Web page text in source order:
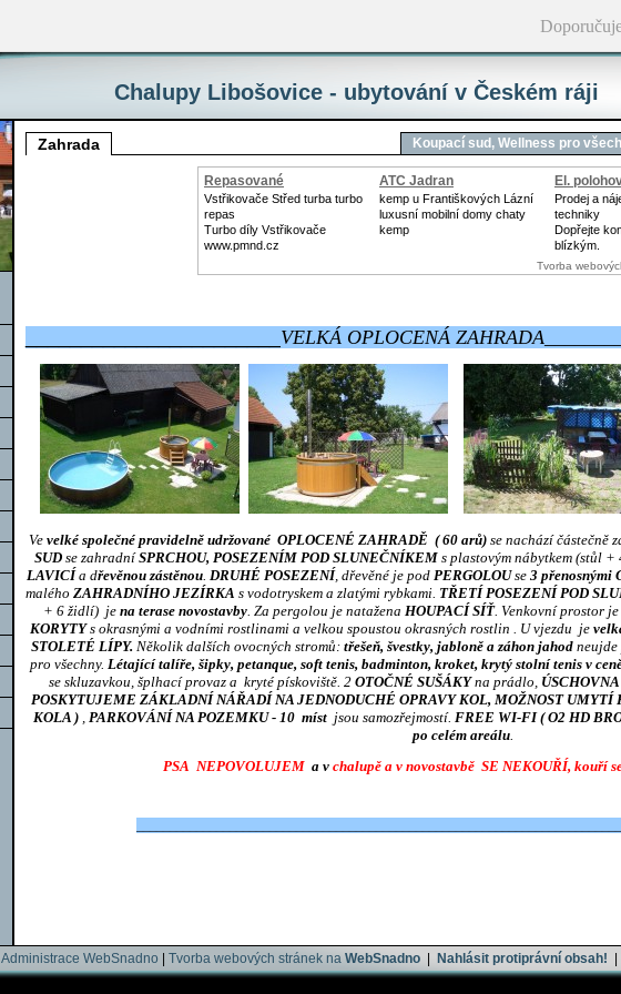
Chalupy Libošovice - ubytování v Českém ráji
Zahrada Koupací sud‚ Wellness pro
Repasované
Turbodmychadlo
Vstřikovače Střed turba turbo
repas
Turbo díly Vstřikovače
www.pmnd.cz
ATC Jadran
kemp u Františkových Lázní
luxusní mobilní domy chaty
kemp
El.
Prodej a
techniky
Dopřejte
blízkým.
Tvorba
VELKÁ OPLOCENÁ
Ve velké společné pravidelně udržované OPLOCENÉ ZAHRADĚ ( 60 arů) se nachází částečně
SUD se zahradníSPRCHOU, POSEZENÍM POD SLUNEČNÍKEMs plastovým nábytkem (stůl
LAVICÍa dřevěnou zástěnou. DRUHÉ POSEZENÍ, dřevěné je pod PERGOLOUse 3 přenosnými
malého ZAHRADNÍHO JEZÍRKA s vodotryskem a zlatými rybkami. TŘETÍ POSEZENÍ POD
+ 6 židlí) je na terase novostavby. Za pergolou je natažena HOUPACÍ SÍŤ. Venkovní prostor
KORYTYs okrasnými a vodními rostlinami a velkou spoustou okrasných rostlin . U vjezdu je
STOLETÉ LÍPY. Několik dalších ovocných stromů: třešeň, švestky, jabloně a záhon jahodneujde
pro všechny. Létající talíře, šipky, petanque, soft tenis, badminton, kroket, krytý stolní tenis v
se skluzavkou, šplhací provaz a kryté pískoviště. 2 OTOČNÉ SUŠÁKYna prádlo,
POSKYTUJEME ZÁKLADNÍ NÁŘADÍ NA JEDNODUCHÉ OPRAVY KOL, MOŽNOST
KOLA ) , PARKOVÁNÍ NA POZEMKU - 10 míst jsou samozřejmostí. FREE WI-FI ( O2 HD
po celém areálu.
PSA NEPOVOLUJEM a v chalupě a v novostavbě SE NEKOUŘÍ, kouří
Administrace WebSnadno Tvorba webových stránek na WebSnadno Nahlásit protiprávní obsah!